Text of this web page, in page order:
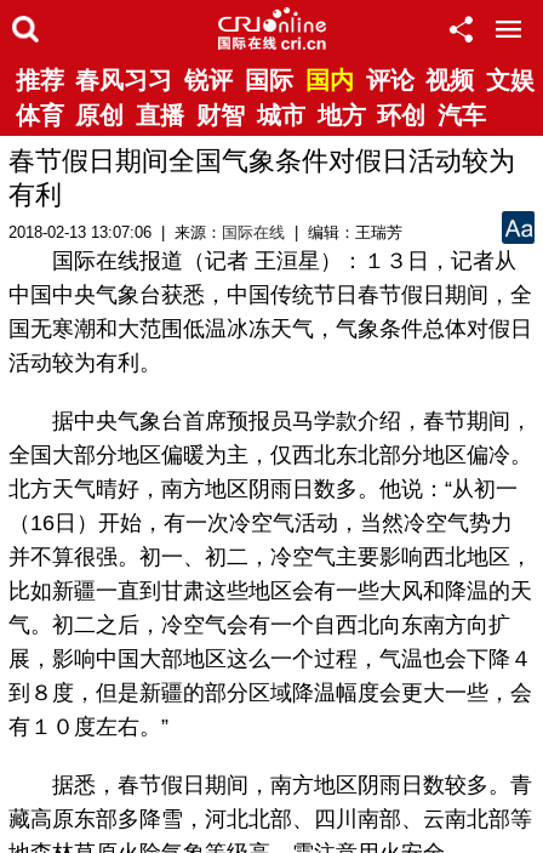
推荐 春风习习 锐评 国际 国内 评论 视频 文娱
体育 原创 直播 财智 城市 地方 环创 汽车
春节假日期间全国气象条件对假日活动较为
有利
2018-02-13 13:07:06 | 来源： 国际在线 | 编辑：王瑞芳
国际在线报道（记者 王洹星）：１３日，记者从
中国中央气象台获悉，中国传统节日春节假日期间，全
国无寒潮和大范围低温冰冻天气，气象条件总体对假日
活动较为有利。
据中央气象台首席预报员马学款介绍，春节期间，
全国大部分地区偏暖为主，仅西北东北部分地区偏冷。
北方天气晴好，南方地区阴雨日数多。他说：“从初一
（16日）开始，有一次冷空气活动，当然冷空气势力
并不算很强。初一、初二，冷空气主要影响西北地区，
比如新疆一直到甘肃这些地区会有一些大风和降温的天
气。初二之后，冷空气会有一个自西北向东南方向扩
展，影响中国大部地区这么一个过程，气温也会下降４
到８度，但是新疆的部分区域降温幅度会更大一些，会
有１０度左右。”
据悉，春节假日期间，南方地区阴雨日数较多。青
藏高原东部多降雪，河北北部、四川南部、云南北部等